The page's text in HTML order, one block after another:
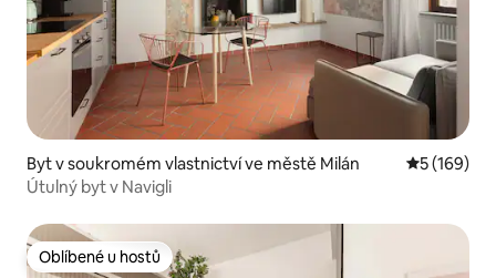
Byt v soukromém vlastnictví ve městě Milán Průměrné
5 (169)
Útulný byt v Navigli
Oblíbené u hostů
Oblíbené u hostů